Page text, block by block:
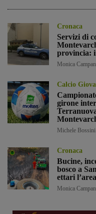
Cronaca
Servizi di
provincia:
Monica
Calcio
girone
Michele Bossini
Cronaca
Bucine,
bosco a
ettari
Monica